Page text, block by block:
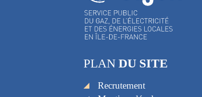
PLAN DU SITE
Recrutement